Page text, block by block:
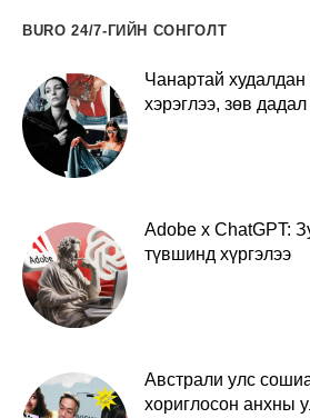
BURO 24/7-ГИЙН СОНГОЛТ
Чанартай худалдан
хэрэглээ, зөв
Adobe x ChatGPT:
түвшинд хүргэлээ
Австрали улс
хориглосон анхны